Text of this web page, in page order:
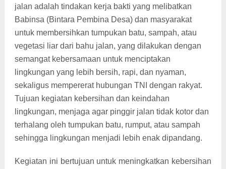
jalan adalah tindakan kerja bakti yang melibatkan
Babinsa (Bintara Pembina Desa) dan masyarakat
untuk membersihkan tumpukan batu, sampah, atau
vegetasi liar dari bahu jalan, yang dilakukan dengan
semangat kebersamaan untuk menciptakan
lingkungan yang lebih bersih, rapi, dan nyaman,
sekaligus mempererat hubungan TNI dengan rakyat.
Tujuan kegiatan kebersihan dan keindahan
lingkungan, menjaga agar pinggir jalan tidak kotor dan
terhalang oleh tumpukan batu, rumput, atau sampah
sehingga lingkungan menjadi lebih enak dipandang.
Kegiatan ini bertujuan untuk meningkatkan kebersihan